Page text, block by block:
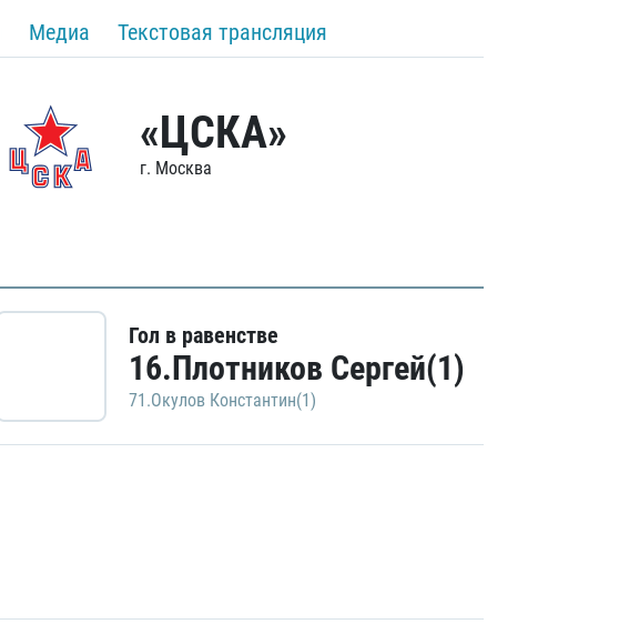
Медиа Текстовая трансляция
«ЦСКА»
г. Москва
Гол в равенстве
16.Плотников Сергей(1)
71.Окулов Константин(1)